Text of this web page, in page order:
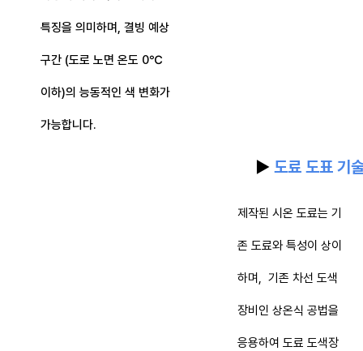
특징을 의미하며, 결빙 예상
구간 (도로 노면 온도 0℃
이하)의 능동적인 색 변화가
가능합니다.
▶ 도료 도표 기
제작된 시온 도료는 기
존 도료와 특성이 상이
하며, 기존 차선 도색
장비인 상온식 공법을
응용하여 도료 도색장